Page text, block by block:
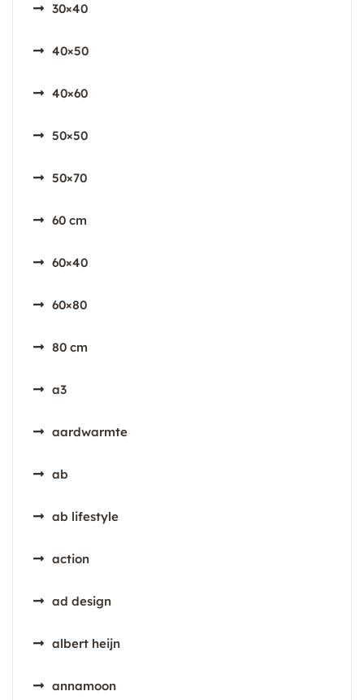
30×40
40×50
40×60
50×50
50×70
60 cm
60×40
60×80
80 cm
a3
aardwarmte
ab
ab lifestyle
action
ad design
albert heijn
annamoon